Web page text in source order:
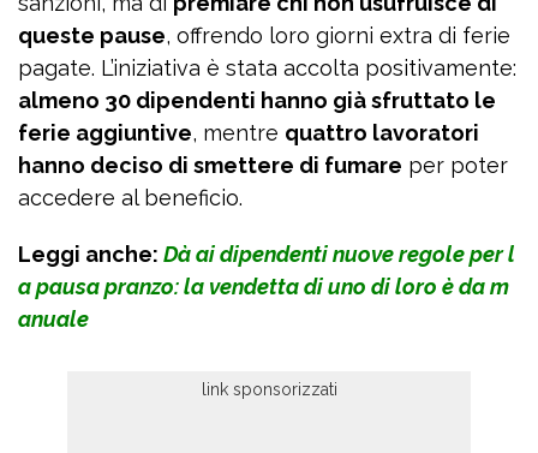
queste pause, offrendo loro giorni extra di ferie
pagate. L’iniziativa è stata accolta positivamente:
almeno 30 dipendenti hanno già sfruttato le
ferie aggiuntive, mentre quattro lavoratori
hanno deciso di smettere di fumare per poter
accedere al beneficio.
Leggi anche: Dà ai dipendenti nuove regole per l
a pausa pranzo: la vendetta di uno di loro è da m
anuale